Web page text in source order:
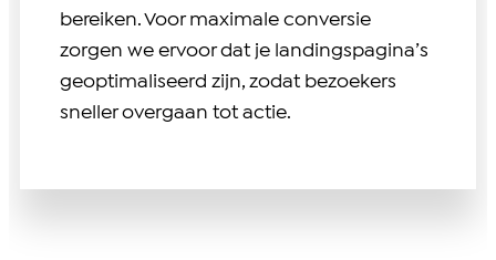
bereiken. Voor maximale conversie
zorgen we ervoor dat je landingspagina’s
geoptimaliseerd zijn, zodat bezoekers
sneller overgaan tot actie.